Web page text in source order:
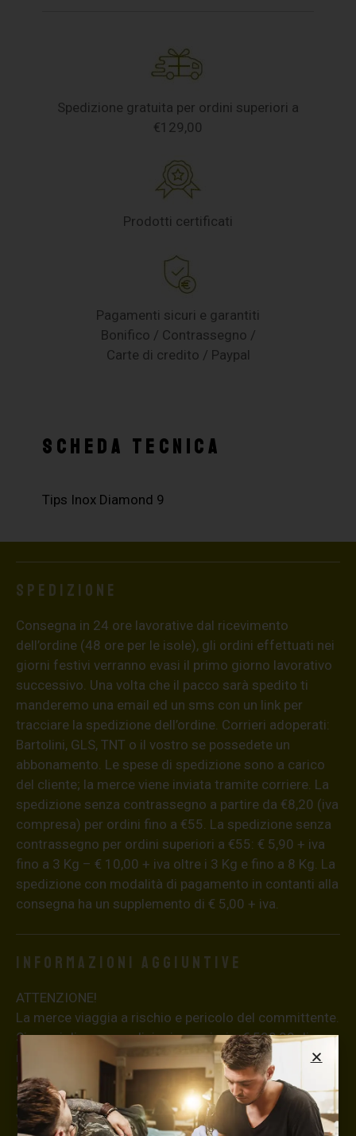
Spedizione gratuita per ordini superiori a
€129,00
Prodotti certificati
Pagamenti sicuri e garantiti
Bonifico / Contrassegno /
Carte di credito / Paypal
SCHEDA TECNICA
Tips Inox Diamond 9
Spedizione
Consegna in 24 ore lavorative dal ricevimento
dell’ordine (48 ore per le isole), gli ordini effettuati nei
giorni festivi verranno evasi il primo giorno lavorativo
successivo. Una volta che il pacco sarà spedito ti
manderemo una email ed un sms con un link per
tracciare la spedizione dell’ordine. Corrieri adoperati:
Bartolini, GLS, TNT o il vostro se possedete un
abbonamento. Le spese di spedizione sono a carico
del cliente; la merce viene inviata tramite corriere. La
spedizione senza contrassegno a partire da €8,20 (iva
compresa) per ordini fino a €55. La spedizione senza
contrassegno per ordini superiori a €55: € 5,90 + iva
fino a 3 Kg – € 10,00 + iva oltre i 3 Kg e fino a 8 Kg. La
spedizione con modalità di pagamento in contanti alla
consegna ha un supplemento di € 5,00 + iva.
Informazioni aggiuntive
ATTENZIONE!
La merce viaggia a rischio e pericolo del committente.
Si consiglia, per spedizioni superiori a € 500,00 di
richiedere l’invio della merce con assicurazione (in
questo caso, se la merce dovesse essere smarrita o
danneggiata dal corriere, quest’ultimo risarcirà l’intero
valore della merce, in caso contrario nessuno